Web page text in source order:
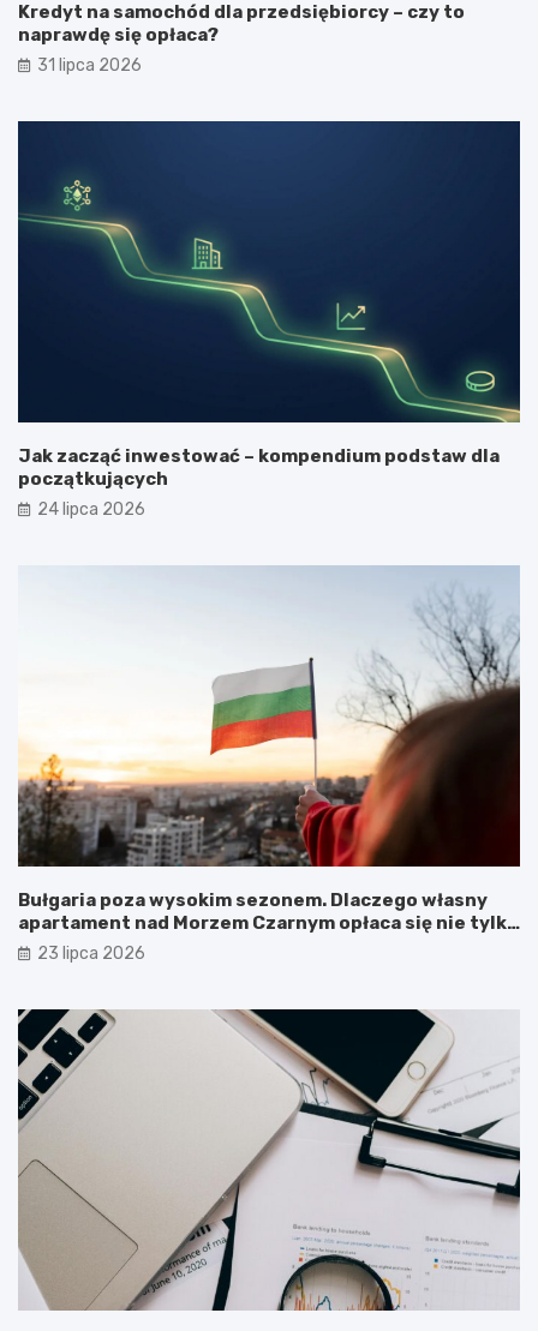
Kredyt na samochód dla przedsiębiorcy – czy to
naprawdę się opłaca?
31 lipca 2026
Jak zacząć inwestować – kompendium podstaw dla
początkujących
24 lipca 2026
Bułgaria poza wysokim sezonem. Dlaczego własny
apartament nad Morzem Czarnym opłaca się nie tylko
latem?
23 lipca 2026